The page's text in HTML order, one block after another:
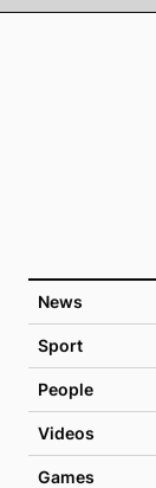
News
Sport
People
Videos
Games